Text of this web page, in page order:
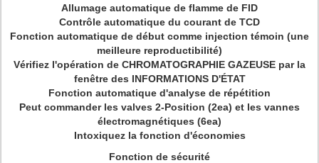
Allumage automatique de flamme de FID
Contrôle automatique du courant de TCD
Fonction automatique de début comme injection témoin (une
meilleure reproductibilité)
Vérifiez l'opération de CHROMATOGRAPHIE GAZEUSE par la
fenêtre des INFORMATIONS D'ÉTAT
Fonction automatique d'analyse de répétition
Peut commander les valves 2-Position (2ea) et les vannes
électromagnétiques (6ea)
Intoxiquez la fonction d'économies
Fonction de sécurité